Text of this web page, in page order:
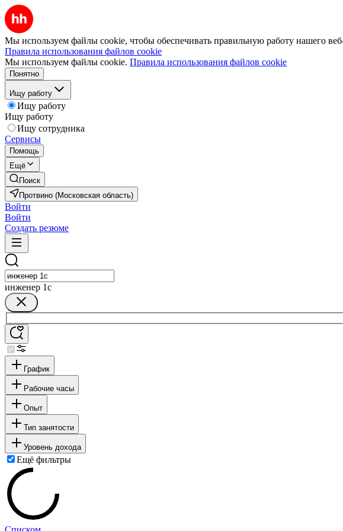
Мы используем файлы cookie, чтобы обеспечивать правильную работу нашего
Правила использования файлов cookie
Мы используем файлы cookie. Правила использования файлов cookie
Понятно
Ищу работу
Ищу работу
Ищу работу
Ищу сотрудника
Сервисы
Помощь
Ещё
Поиск
Протвино (Московская область)
Войти
Войти
Создать резюме
инженер 1с
График
Рабочие часы
Опыт
Тип занятости
Уровень дохода
Ещё фильтры